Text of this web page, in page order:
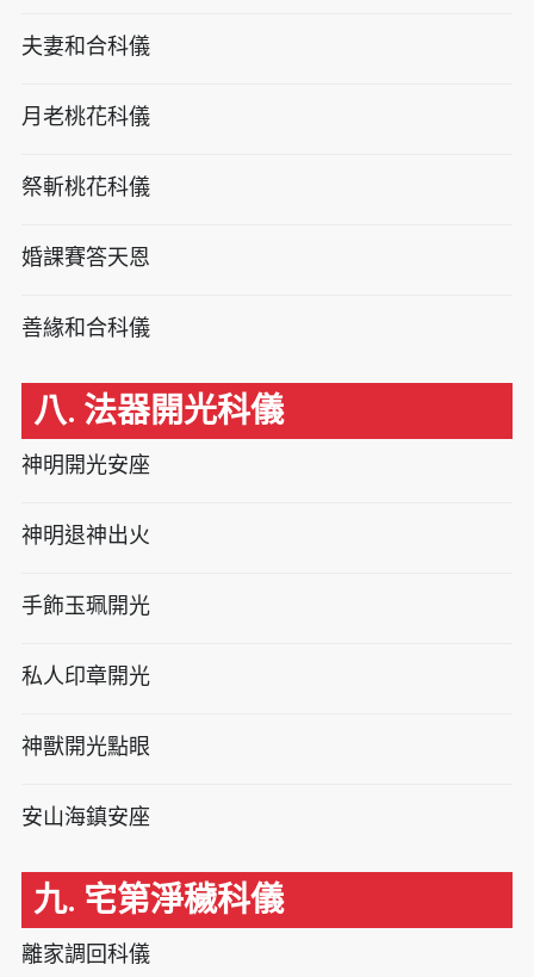
夫妻和合科儀
月老桃花科儀
祭斬桃花科儀
婚課賽答天恩
善緣和合科儀
八. 法器開光科儀
神明開光安座
神明退神出火
手飾玉珮開光
私人印章開光
神獸開光點眼
安山海鎮安座
九. 宅第淨穢科儀
離家調回科儀